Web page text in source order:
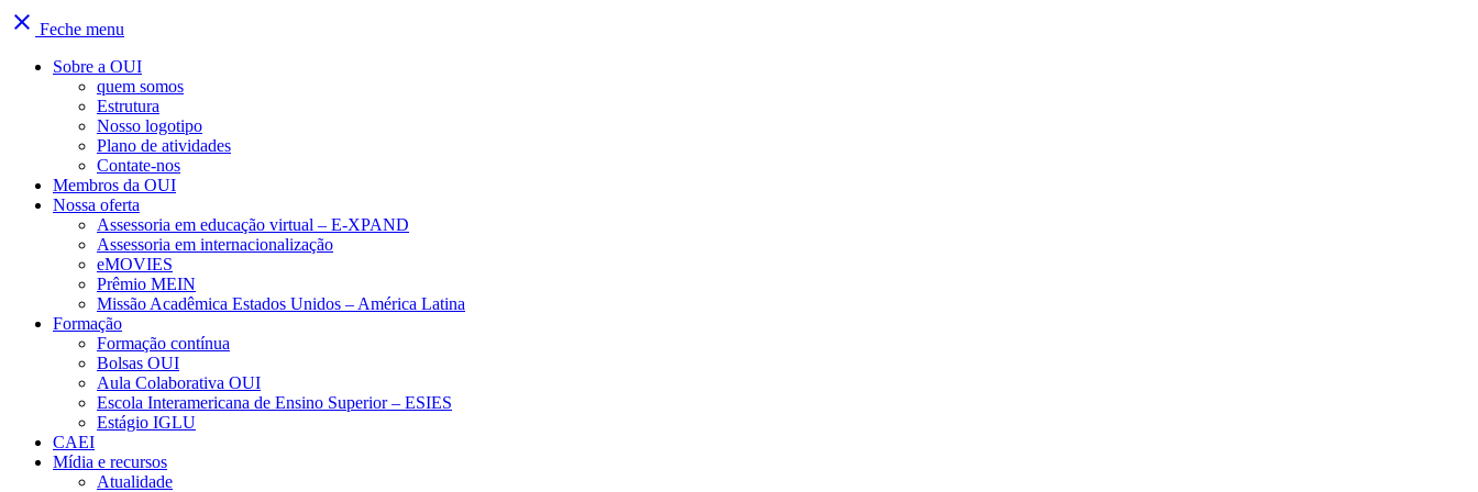
close Feche menu
Sobre a OUI
quem somos
Estrutura
Nosso logotipo
Plano de atividades
Contate-nos
Membros da OUI
Nossa oferta
Assessoria em educação virtual – E-XPAND
Assessoria em internacionalização
eMOVIES
Prêmio MEIN
Missão Acadêmica Estados Unidos – América Latina
Formação
Formação contínua
Bolsas OUI
Aula Colaborativa OUI
Escola Interamericana de Ensino Superior – ESIES
Estágio IGLU
CAEI
Mídia e recursos
Atualidade